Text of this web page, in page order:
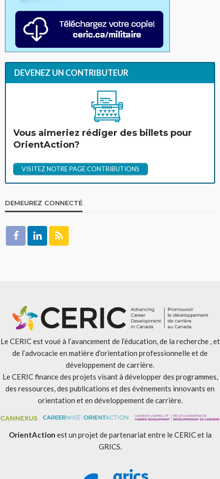
DEVENEZ UN CONTRIBUTEUR
Vous aimeriez rédiger des billets pour
OrientAction?
VISITEZ NOTRE PAGE CONTRIBUTIONS
DEMEUREZ CONNECTÉ
Le CERIC est voué à l’avancement de l’éducation, de la recherche , et
de l’advocacie en matière d’orientation professionnelle et de
développement de carrière.
Le CERIC finance des projets visant à développer des programmes,
des ressources, des publications et des événements innovants en
orientation et en développement de carrière.
OrientAction est un projet de partenariat entre le CERIC et la
GRICS.